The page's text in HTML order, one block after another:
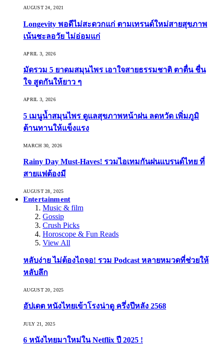
AUGUST 24, 2021
Longevity พอดีไม่สะดวกแก่ ตามเทรนด์ใหม่สายสุขภาพ
เน้นชะลอวัย ไม่อ่อมแก่
APRIL 3, 2026
มัดรวม 5 ยาดมสมุนไพร เอาใจสายธรรมชาติ ตาตื่น ชื่น
ใจ สูดกันให้ยาว ๆ
APRIL 3, 2026
5 เมนูน้ำสมุนไพร ดูแลสุขภาพหน้าฝน ลดหวัด เพิ่มภูมิ
ต้านทานให้แข็งแรง
MARCH 30, 2026
Rainy Day Must-Haves! รวมไอเทมกันฝนแบรนด์ไทย ที่
สายแฟต้องมี
AUGUST 28, 2025
Entertainment
Music & film
Gossip
Crush Picks
Horoscope & Fun Reads
View All
หลับง่าย ไม่ต้องไถจอ! รวม Podcast หลายหมวดที่ช่วยให้
หลับลึก
AUGUST 20, 2025
อัปเดต หนังไทยเข้าโรงน่าดู ครึ่งปีหลัง 2568
JULY 21, 2025
6 หนังไทยมาใหม่ใน Netflix ปี 2025 !